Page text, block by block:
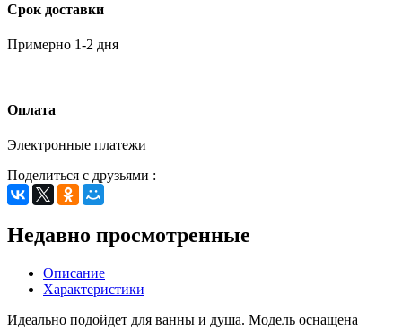
Срок доставки
Примерно 1-2 дня
Оплата
Электронные платежи
Поделиться с друзьями :
Недавно просмотренные
Описание
Характеристики
Идеально подойдет для ванны и душа. Модель оснащена